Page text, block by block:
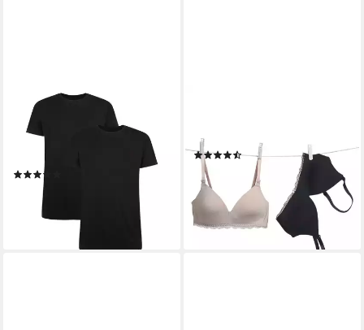
BAMBOO BASICS
T-Shirt Herren T-Shirt 2er
Pack Viskose RUBEN
(Packung, 2er Pack)
44,95 €
lieferbar - in 2-3 Werktagen bei dir
aus Bambusviskose 2er-Pack
(2)
40,99 €
lieferbar - in 3-4 Werktagen bei dir